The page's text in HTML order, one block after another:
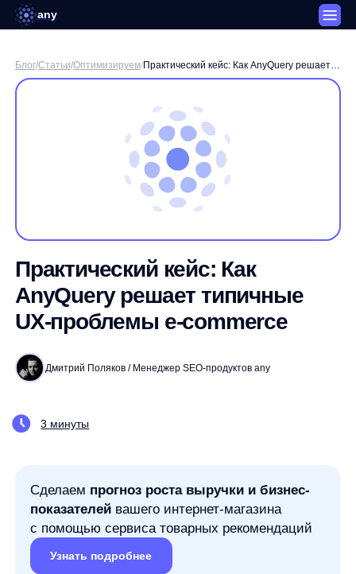
any
Практический кейс: Как
UX-проблемы e-commerce
типичные UX-проблемы e-commerce
Дмитрий Поляков / Менеджер SEO-продуктов any
3 минуты
Сделаем
показателей
Проблема: потерянные клиенты
и упущенные продажи
Многие интернет-магазины сталкиваются с одной и